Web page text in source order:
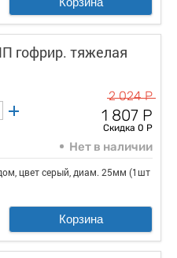
гофрир. тяжелая
2 024 Р
1 807 Р
Скидка 0 Р
Нет в наличии
цвет серый, диам. 25мм (1шт
Корзина